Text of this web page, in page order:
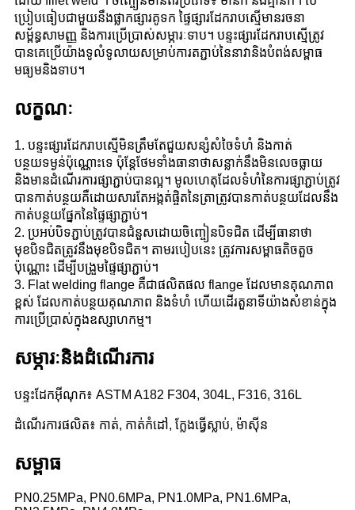
ប្រៀបធៀបជាមួយនឹងផ្លាកផ្សារគូទក ផ្ទៃផ្សារដែករាបស្មើមានរចនា
សម្ព័ន្ធសាមញ្ញ និងការប្រើប្រាស់សម្ភារៈទាប។ បន្ទះផ្សារដែករាបស្មើត្រូវ
បានគេប្រើយ៉ាងទូលំទូលាយសម្រាប់ការតភ្ជាប់នៃនាវានិងបំពង់សម្ពាធ
មធ្យមនិងទាប។
លក្ខណៈ
1. បន្ទះផ្សារដែករាបស្មើមិនត្រឹមតែជួយសន្សំសំចៃទំហំ និងកាត់
បន្ថយទម្ងន់ប៉ុណ្ណោះទេ ប៉ុន្តែថែមទាំងធានាថាសន្លាក់នឹងមិនលេចធ្លាយ
និងមានដំណើរការផ្សាភ្ជាប់បានល្អ។ មូលហេតុដែលទំហំនៃការផ្សាភ្ជាប់ត្រូវ
បានកាត់បន្ថយគឺដោយសារតែអង្កត់ផ្ចិតនៃត្រាត្រូវបានកាត់បន្ថយដែលនឹង
កាត់បន្ថយផ្នែកនៃផ្ទៃផ្សាភ្ជាប់។
2. ប្រអប់បិទភ្ជាប់ត្រូវបានជំនួសដោយចិញ្ចៀនបិទជិត ដើម្បីធានាថា
មុខបិទជិតត្រូវនឹងមុខបិទជិត។ តាមរបៀបនេះ ត្រូវការសម្ពាធតិចតួច
ប៉ុណ្ណោះ ដើម្បីបង្រួមផ្ទៃផ្សាភ្ជាប់។
3. Flat welding flange គឺជាផលិតផល flange ដែលមានគុណភាព
ខ្ពស់ ដែលកាត់បន្ថយគុណភាព និងទំហំ ហើយដើរតួនាទីយ៉ាងសំខាន់ក្នុង
ការប្រើប្រាស់ក្នុងឧស្សាហកម្ម។
សម្ភារៈនិងដំណើរការ
បន្ទះដែកអ៊ីណុក៖ ASTM A182 F304, 304L, F316, 316L
ដំណើរការផលិត៖ កាត់, កាត់កំដៅ, ក្លែងធ្វើស្លាប់, ម៉ាស៊ីន
សម្ពាធ
PN0.25MPa, PN0.6MPa, PN1.0MPa, PN1.6MPa,